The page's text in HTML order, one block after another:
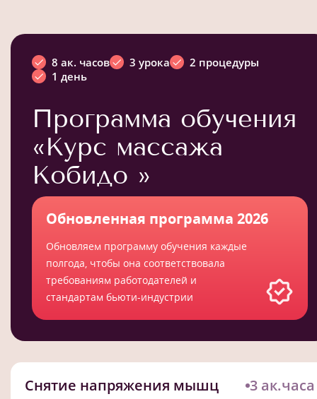
8 ак. часов 3 урока
2 процедуры
1 день
Программа обучения
«Курс массажа
Кобидо »
Обновленная программа 2026
Обновляем программу обучения каждые
полгода, чтобы она соответствовала
требованиям работодателей и
стандартам бьюти-индустрии
Снятие напряжения мышц
3 ак.часа